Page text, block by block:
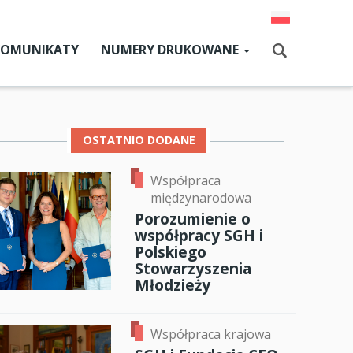
SGH
SGH
NUMERY DRUKOWANE
Aktualny numer
OSTATNIO DODANE
Współpraca
międzynarodowa
Porozumienie o
współpracy SGH i
Polskiego
Stowarzyszenia
Młodzieży
Współpraca krajowa